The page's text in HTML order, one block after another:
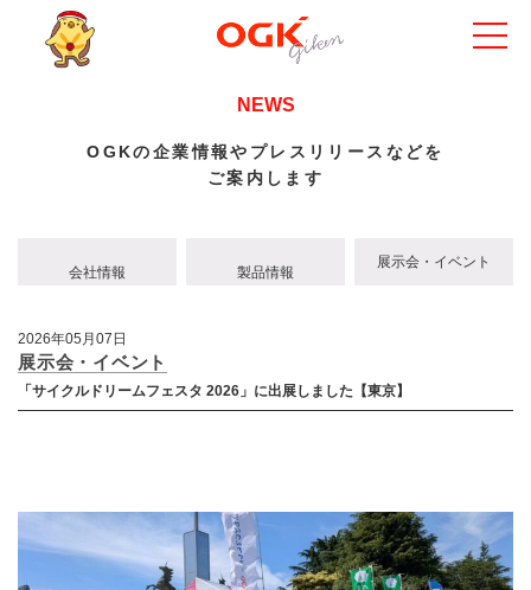
NEWS
OGKの企業情報やプレスリリースなどを
ご案内します
会社情報 製品情報
展示会・イベント
2026年05月07日
展示会・イベント
「サイクルドリームフェスタ 2026」に出展しました【東京】